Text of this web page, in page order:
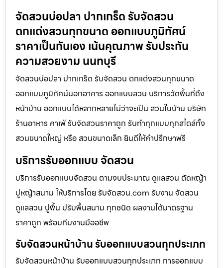
จัดสวนบ่อปลา ปากเกร็ด รับจัดสวน
ตกแต่งสวนทุกขนาด ออกแบบภูมิทัศน์
ราคาเป็นกันเอง เน้นคุณภาพ รับประกัน
ความสวยงาม นนทบุรี
จัดสวนบ่อปลา ปากเกร็ด รับจัดสวน ตกแต่งสวนทุกขนาด
ออกแบบภูมิทัศน์นอกอาคาร ออกแบบสวน บริการวัดพื้นที่ถึง
หน้าบ้าน ออกแบบได้หลากหลายไม่ว่าจะเป็น สวนในบ้าน บริษัท
ร้านอาหาร คาเฟ่ รับจัดสวนราคาถูก รับทำทุกแบบทุกสไตล์ทั้ง
สวนขนาดใหญ่ หรือ สวนขนาดเล็ก ยินดีให้คำปรึกษาฟรี
บริการรับออกแบบ จัดสวน
บริการรับออกแบบจัดสวน ตามงบประมาณ ดูเเลสวน ตัดหญ้า
ปูหญ้าสนาม ให้บริการโดย รับจัดสวน.com รับงาน จัดสวน
ดูแลสวน ปูพื้น ปรับพื้นสนาม ทุกชนิด ผลงานได้มาตรฐาน
ราคาถูก พร้อมทีมงานมืออชีพ
รับจัดสวนหน้าบ้าน รับออกแบบสวนทุกประเภท
รับจัดสวนหน้าบ้าน รับออกแบบสวนทุกประเภท การออกแบบ